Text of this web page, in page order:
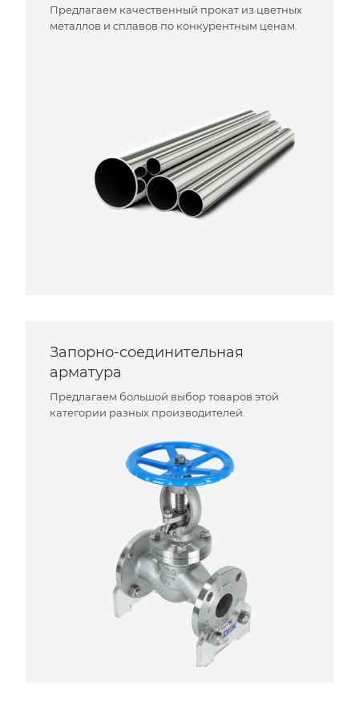
Предлагаем качественный прокат из цветных
металлов и сплавов по конкурентным ценам.
Запорно-соединительная
арматура
Предлагаем большой выбор товаров этой
категории разных производителей.